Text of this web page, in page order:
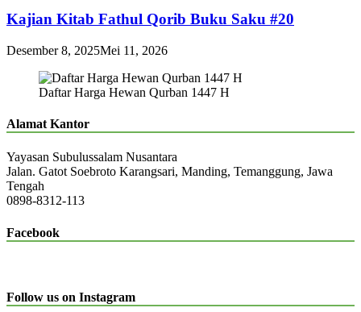
Kajian Kitab Fathul Qorib Buku Saku #20
Desember 8, 2025Mei 11, 2026
Daftar Harga Hewan Qurban 1447 H
Alamat Kantor
Yayasan Subulussalam Nusantara
Jalan. Gatot Soebroto Karangsari, Manding, Temanggung, Jawa
Tengah
0898-8312-113
Facebook
Follow us on Instagram